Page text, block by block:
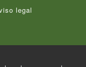
legal